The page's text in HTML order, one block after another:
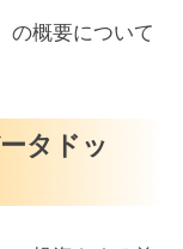
ッグ）の株
タドッグ）
ドッグ）
の概要について
タドッ